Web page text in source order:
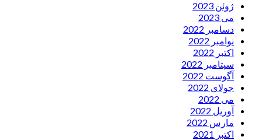
ژوئن 2023
می 2023
دسامبر 2022
نوامبر 2022
اکتبر 2022
سپتامبر 2022
آگوست 2022
جولای 2022
می 2022
آوریل 2022
مارس 2022
اکتبر 2021